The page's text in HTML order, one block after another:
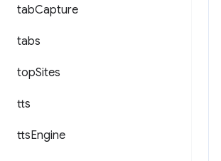
tabCapture
tabs
topSites
tts
ttsEngine